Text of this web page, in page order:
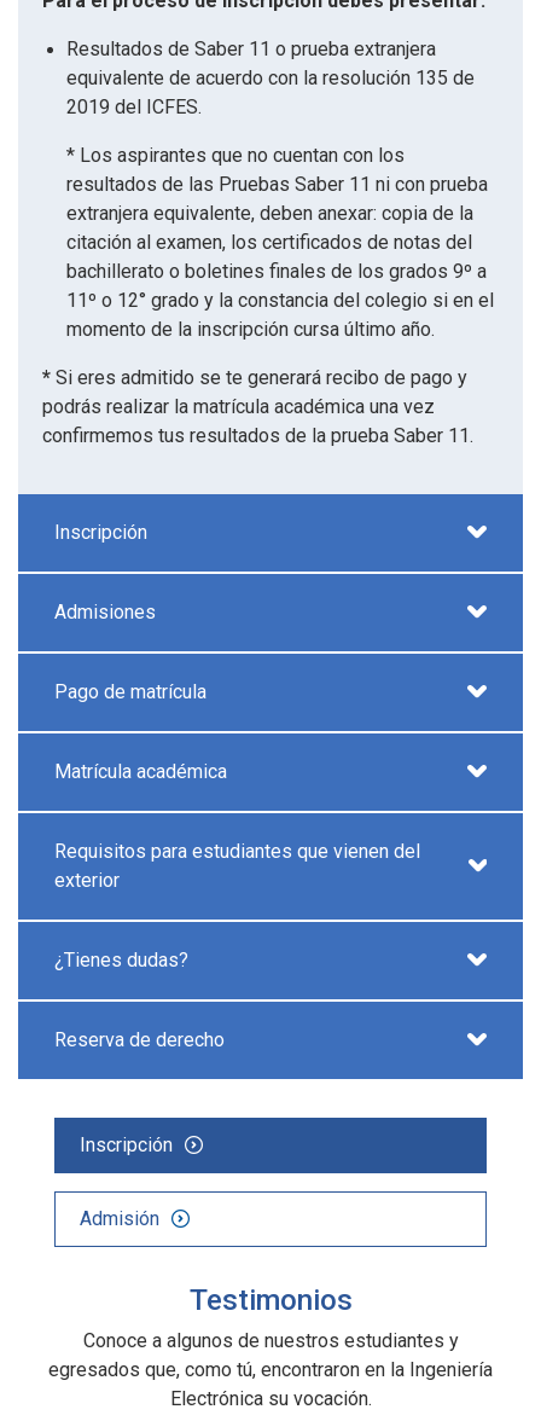
Resultados de Saber 11 o prueba extranjera
equivalente de acuerdo con la resolución 135 de
2019 del ICFES.
* Los aspirantes que no cuentan con los
resultados de las Pruebas Saber 11 ni con prueba
extranjera equivalente, deben anexar: copia de la
citación al examen, los certificados de notas del
bachillerato o boletines finales de los grados 9º a
11º o 12° grado y la constancia del colegio si en el
momento de la inscripción cursa último año.
* Si eres admitido se te generará recibo de pago y
podrás realizar la matrícula académica una vez
confirmemos tus resultados de la prueba Saber 11.
Inscripción
Admisiones
Pago de matrícula
Matrícula académica
Requisitos para estudiantes que vienen del
exterior
¿Tienes dudas?
Reserva de derecho
Inscripción
Admisión
Testimonios
Conoce a algunos de nuestros estudiantes y
egresados que, como tú, encontraron en la Ingeniería
Electrónica su vocación.